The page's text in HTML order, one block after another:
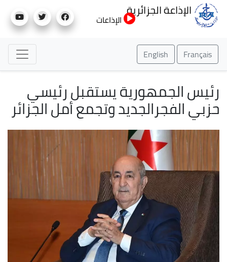
إلى
الإذاعة الجزائرية
الإذاعات
Français
English
رئيس الجمهورية يستقبل رئيسي
حزبي الفجرالجديد وتجمع أمل الجزائر